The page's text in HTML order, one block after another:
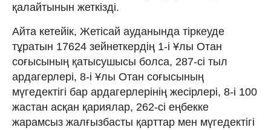
қалайтынын жеткізді.
Айта кетейік, Жетісай ауданында тіркеуде
тұратын 17624 зейнеткердің 1-і Ұлы Отан
соғысының қатысушысы болса, 287-сі тыл
ардагерлері, 8-і Ұлы Отан соғысының
мүгедектігі бар ардагерлерінің жесірлері, 8-і 100
жастан асқан қариялар, 262-сі еңбекке
жарамсыз жалғызбасты қарттар мен мүгедектігі